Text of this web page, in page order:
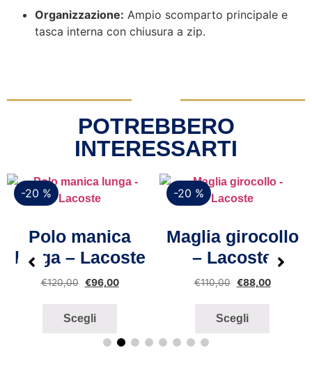
Organizzazione: Ampio scomparto principale e
tasca interna con chiusura a zip.
POTREBBERO
INTERESSARTI
-20 %
Polo manica
lunga – Lacoste
€120,00 €96,00
Scegli
-20 %
Maglia girocollo
– Lacoste
€110,00 €88,00
Scegli